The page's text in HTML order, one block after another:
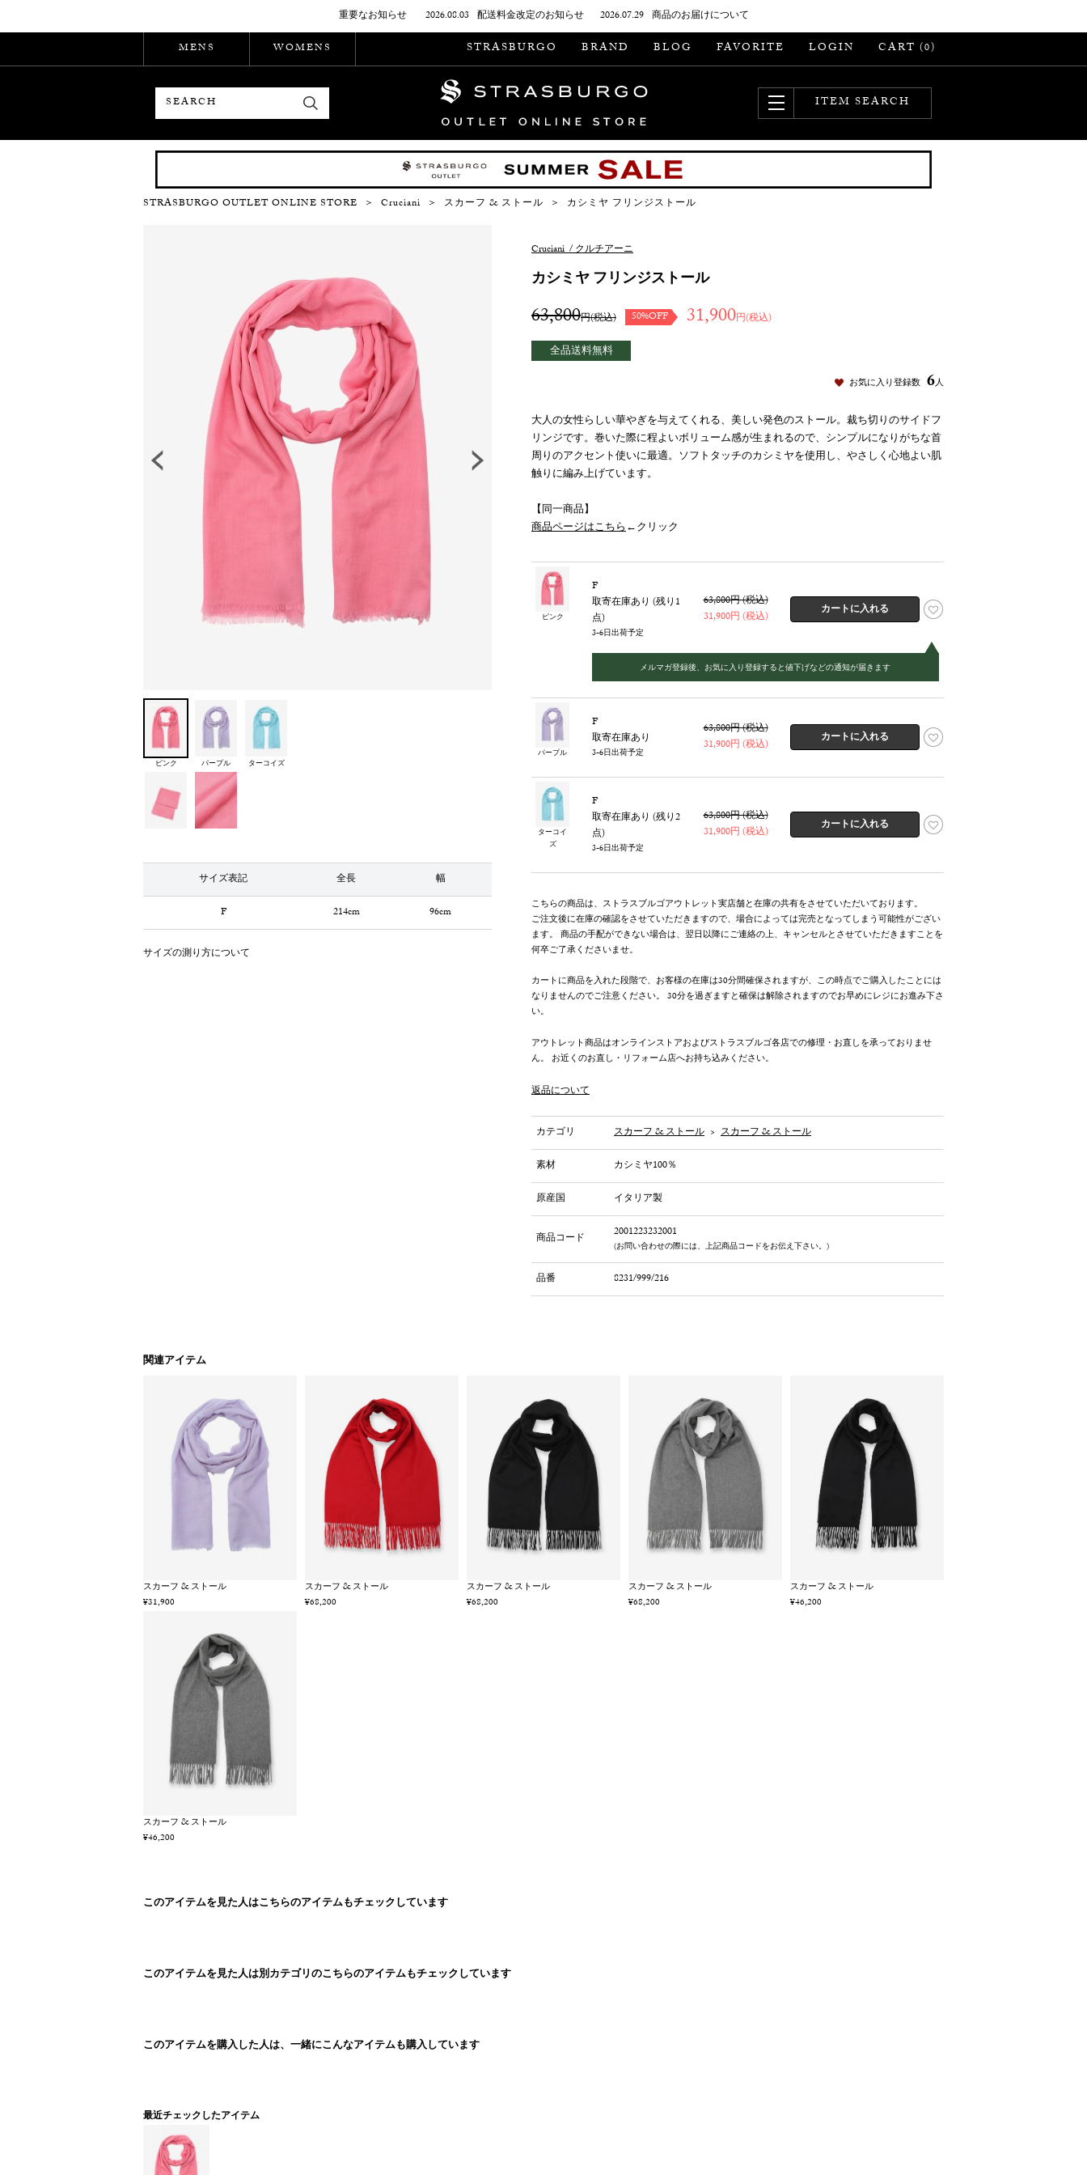
重要なお知らせ 2026.08.03 配送料金改定のお知らせ 2026.07.29 商品のお届けについて
MENS
WOMENS STRASBURGO BRAND BLOG FAVORITE LOGIN CART (0)
ITEM SEARCH
STRASBURGO OUTLET ONLINE STORE ＞ Cruciani ＞ スカーフ & ストール ＞ カシミヤ フリンジストール
ピンク パープル ターコイズ
サイズ表記 全長 幅
F 214cm 96cm
サイズの測り方について
Cruciani/クルチアーニ
カシミヤ フリンジストール
63,800円(税込) 50%OFF 31,900円(税込)
全品送料無料
お気に入り登録数 6人
大人の女性らしい華やぎを与えてくれる、美しい発色のストール。裁ち切りのサイドフ
リンジです。巻いた際に程よいボリューム感が生まれるので、シンプルになりがちな首
周りのアクセント使いに最適。ソフトタッチのカシミヤを使用し、やさしく心地よい肌
触りに編み上げています。
【同一商品】
商品ページはこちら←クリック
ピンク
F
取寄在庫あり (残り1
点)
3-6日出荷予定
63,800円 (税込)
31,900円 (税込)
メルマガ登録後、お気に入り登録すると値下げなどの通知が届きます
パープル
F
取寄在庫あり
3-6日出荷予定
63,800円 (税込)
31,900円 (税込)
ターコイ
ズ
F
取寄在庫あり (残り2
点)
3-6日出荷予定
63,800円 (税込)
31,900円 (税込)
こちらの商品は、ストラスブルゴアウトレット実店舗と在庫の共有をさせていただいております。
ご注文後に在庫の確認をさせていただきますので、場合によっては完売となってしまう可能性がござい
ます。 商品の手配ができない場合は、翌日以降にご連絡の上、キャンセルとさせていただきますことを
何卒ご了承くださいませ。
カートに商品を入れた段階で、お客様の在庫は30分間確保されますが、この時点でご購入したことには
なりませんのでご注意ください。 30分を過ぎますと確保は解除されますのでお早めにレジにお進み下さ
い。
アウトレット商品はオンラインストアおよびストラスブルゴ各店での修理・お直しを承っておりませ
ん。 お近くのお直し・リフォーム店へお持ち込みください。
返品について
カテゴリ スカーフ & ストール > スカーフ & ストール
素材 カシミヤ100％
原産国 イタリア製
商品コード 2001223232001
(お問い合わせの際には、上記商品コードをお伝え下さい。)
品番 8231/999/216
関連アイテム
スカーフ & ストール
¥31,900
スカーフ & ストール
¥68,200
スカーフ & ストール
¥68,200
スカーフ & ストール
¥68,200
スカーフ & ストール
¥46,200
スカーフ & ストール
¥46,200
このアイテムを見た人はこちらのアイテムもチェックしています
このアイテムを見た人は別カテゴリのこちらのアイテムもチェックしています
このアイテムを購入した人は、一緒にこんなアイテムも購入しています
最近チェックしたアイテム